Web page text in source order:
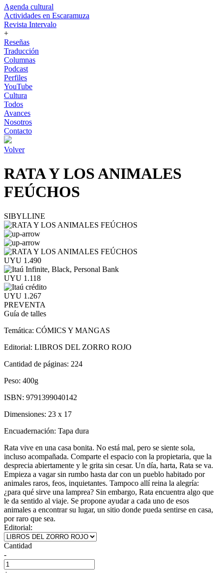
Agenda cultural
Actividades en Escaramuza
Revista Intervalo
+
Reseñas
Traducción
Columnas
Podcast
Perfiles
YouTube
Cultura
Todos
Avances
Nosotros
Contacto
Volver
RATA Y LOS ANIMALES
FEÚCHOS
SIBYLLINE
UYU 1.490
UYU 1.118
UYU 1.267
PREVENTA
Guía de talles
Temática: CÓMICS Y MANGAS
Editorial: LIBROS DEL ZORRO ROJO
Cantidad de páginas: 224
Peso: 400g
ISBN: 9791399040142
Dimensiones: 23 x 17
Encuadernación: Tapa dura
Rata vive en una casa bonita. No está mal, pero se siente sola,
incluso acompañada. Comparte el espacio con la propietaria, que la
desprecia abiertamente y le grita sin cesar. Un día, harta, Rata se va.
Empieza a vagar sin rumbo hasta dar con un pueblo habitado por
animales raros, feos, inquietantes. Tampoco allí reina la alegría:
¿para qué sirve una lamprea? Sin embargo, Rata encuentra algo que
le da sentido al viaje. Se propone ayudar a cada uno de esos
animales a encontrar su lugar, un sitio donde pueda sentirse en casa,
por raro que sea.
Editorial:
Cantidad
-